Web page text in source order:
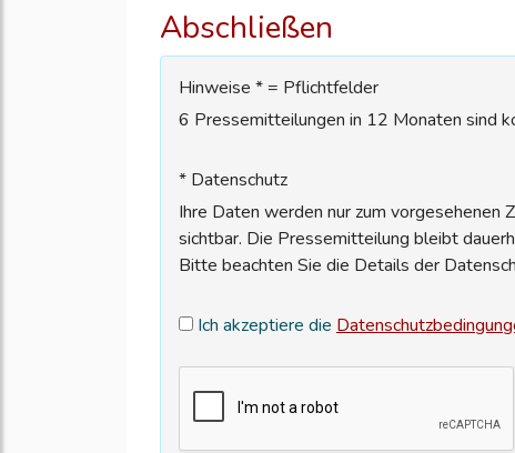
Abschließen
Hinweise * = Pflichtfelder
6 Pressemitteilungen in 12 Monaten sind
* Datenschutz
Ihre Daten werden nur zum vorgesehenen
sichtbar. Die Pressemitteilung bleibt
Bitte beachten Sie die Details der
Ich akzeptiere die